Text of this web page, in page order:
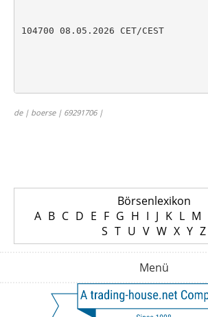
104700 08.05.2026 CET/CEST
de | boerse | 69291706 |
Börsenlexikon
A B C D E F G H I J K L M
S T U V W X Y Z
Menü